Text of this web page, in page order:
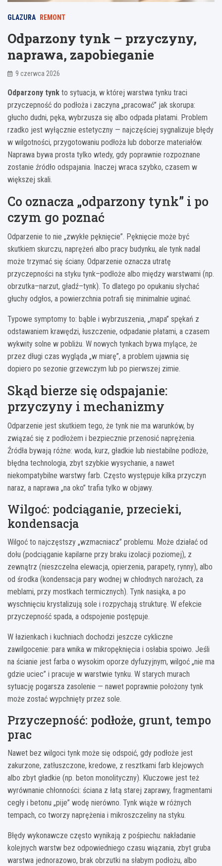
GLAZURA REMONT
Odparzony tynk – przyczyny,
naprawa, zapobieganie
9 czerwca 2026
Odparzony tynk to sytuacja, w której warstwa tynku traci
przyczepność do podłoża i zaczyna „pracować” jak skorupa:
głucho dudni, pęka, wybrzusza się albo odpada płatami. Problem
rzadko jest wyłącznie estetyczny — najczęściej sygnalizuje błędy
w wilgotności, przygotowaniu podłoża lub doborze materiałów.
Naprawa bywa prosta tylko wtedy, gdy poprawnie rozpoznane
zostanie źródło odspajania. Inaczej wraca szybko, czasem w
większej skali.
Co oznacza „odparzony tynk” i po
czym go poznać
Odparzenie to nie „zwykłe pęknięcie”. Pęknięcie może być
skutkiem skurczu, naprężeń albo pracy budynku, ale tynk nadal
może trzymać się ściany. Odparzenie oznacza utratę
przyczepności na styku tynk–podłoże albo między warstwami (np.
obrzutka–narzut, gładź–tynk). To dlatego po opukaniu słychać
głuchy odgłos, a powierzchnia potrafi się minimalnie uginać.
Typowe symptomy to: bąble i wybrzuszenia, „mapa” spękań z
odstawaniem krawędzi, łuszczenie, odpadanie płatami, a czasem
wykwity solne w pobliżu. W nowych tynkach bywa mylące, że
przez długi czas wygląda „w miarę”, a problem ujawnia się
dopiero po sezonie grzewczym lub po pierwszej zimie.
Skąd bierze się odspajanie:
przyczyny i mechanizmy
Odparzenie jest skutkiem tego, że tynk nie ma warunków, by
związać się z podłożem i bezpiecznie przenosić naprężenia.
Źródła bywają różne: woda, kurz, gładkie lub niestabilne podłoże,
błędna technologia, zbyt szybkie wysychanie, a nawet
niekompatybilne warstwy farb. Często występuje kilka przyczyn
naraz, a naprawa „na oko” trafia tylko w objawy.
Wilgoć: podciąganie, przecieki,
kondensacja
Wilgoć to najczęstszy „wzmacniacz” problemu. Może działać od
dołu (podciąganie kapilarne przy braku izolacji poziomej), z
zewnątrz (nieszczelna elewacja, opierzenia, parapety, rynny), albo
od środka (kondensacja pary wodnej w chłodnych narożach, za
meblami, przy mostkach termicznych). Tynk nasiąka, a po
wyschnięciu krystalizują sole i rozpychają strukturę. W efekcie
przyczepność spada, a odspojenie postępuje.
W łazienkach i kuchniach dochodzi jeszcze cykliczne
zawilgocenie: para wnika w mikropęknięcia i osłabia spoiwo. Jeśli
na ścianie jest farba o wysokim oporze dyfuzyjnym, wilgoć „nie ma
gdzie uciec” i pracuje w warstwie tynku. W starych murach
sytuację pogarsza zasolenie — nawet poprawnie położony tynk
może zostać wypchnięty przez sole.
Przyczepność: podłoże, grunt, tempo
prac
Nawet bez wilgoci tynk może się odspoić, gdy podłoże jest
zakurzone, zatłuszczone, kredowe, z resztkami farb klejowych
albo zbyt gładkie (np. beton monolityczny). Kluczowe jest też
wyrównanie chłonności: ściana z łatą starej zaprawy, fragmentami
cegły i betonu „pije” wodę nierówno. Tynk wiąże w różnych
tempach, co tworzy naprężenia i mikroszczeliny na styku.
Błędy wykonawcze często wynikają z pośpiechu: nakładanie
kolejnych warstw bez odpowiedniego czasu wiązania, zbyt gruba
warstwa jednorazowo, brak obrzutki na słabym podłożu, albo